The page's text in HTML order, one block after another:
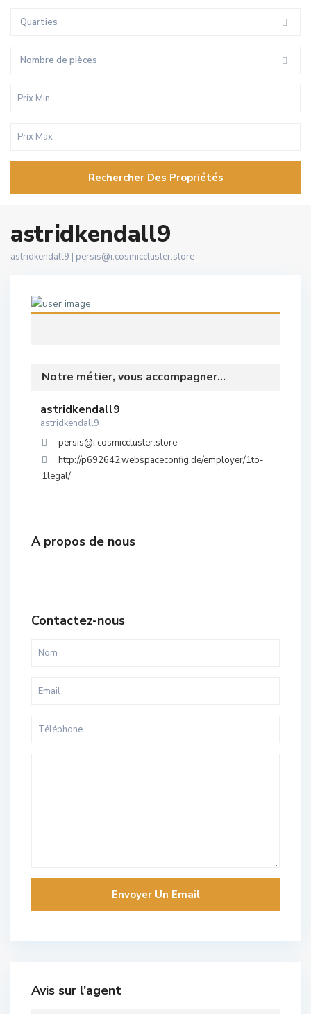
Quarties
Nombre de pièces
Rechercher Des Propriétés
astridkendall9
astridkendall9 | persis@i.cosmiccluster.store
Notre métier, vous accompagner...
astridkendall9
astridkendall9
persis@i.cosmiccluster.store
http://p692642.webspaceconfig.de/employer/1to-
1legal/
A propos de nous
Contactez-nous
Avis sur l'agent